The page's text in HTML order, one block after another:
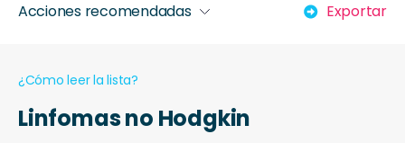
Acciones recomendadas Exportar
Linfomas no Hodgkin
¿Cómo leer la lista?